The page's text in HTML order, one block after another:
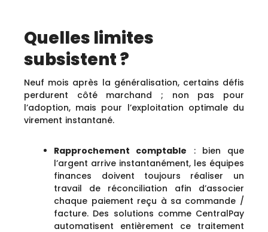
Quelles limites
subsistent ?
Neuf mois après la généralisation, certains défis
perdurent côté marchand ; non pas pour
l’adoption, mais pour l’exploitation optimale du
virement instantané.
Rapprochement comptable : bien que
l’argent arrive instantanément, les équipes
finances doivent toujours réaliser un
travail de réconciliation afin d’associer
chaque paiement reçu à sa commande /
facture. Des solutions comme CentralPay
automatisent entièrement ce traitement